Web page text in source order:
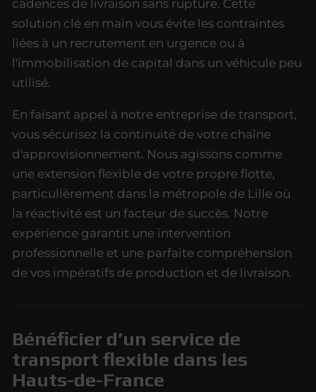
cadences de livraison sans rupture. Cette
solution clé en main vous évite les contraintes
liées à un recrutement en urgence ou à
l'immobilisation de capital dans un véhicule peu
utilisé.
En faisant appel à notre entreprise de transport,
vous sécurisez la continuité de votre chaîne
d'approvisionnement. Nous agissons comme
une extension flexible de votre propre flotte,
particulièrement dans la métropole de Lille où
la réactivité est un facteur de succès. Notre
expérience garantit une intervention
professionnelle et une parfaite compréhension
de vos impératifs de production et de livraison.
Bénéficier d’un service de
transport flexible dans les
Hauts-de-France